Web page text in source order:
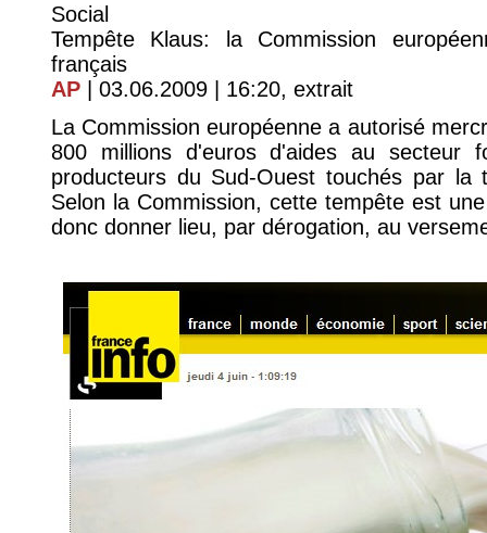
Social
Tempête Klaus: la Commission
français
AP | 03.06.2009 | 16:20, extrait
La Commission européenne a autorisé
800 millions d'euros d'aides au secteur
producteurs du Sud-Ouest touchés par la
Selon la Commission, cette tempête est
donc donner lieu, par dérogation, au